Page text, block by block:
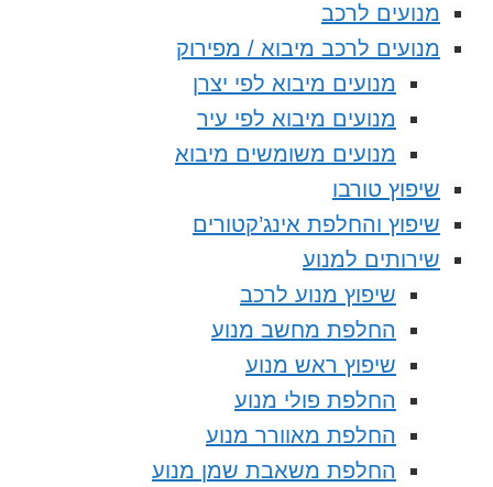
מנועים לרכב
מנועים לרכב מיבוא / מפירוק
מנועים מיבוא לפי יצרן
מנועים מיבוא לפי עיר
מנועים משומשים מיבוא
שיפוץ טורבו
שיפוץ והחלפת אינג’קטורים
שירותים למנוע
שיפוץ מנוע לרכב
החלפת מחשב מנוע
שיפוץ ראש מנוע
החלפת פולי מנוע
החלפת מאוורר מנוע
החלפת משאבת שמן מנוע